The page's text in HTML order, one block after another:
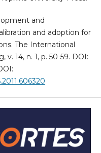
and
and adoption for
The International
14, n. 1, p. 50-59. DOI: